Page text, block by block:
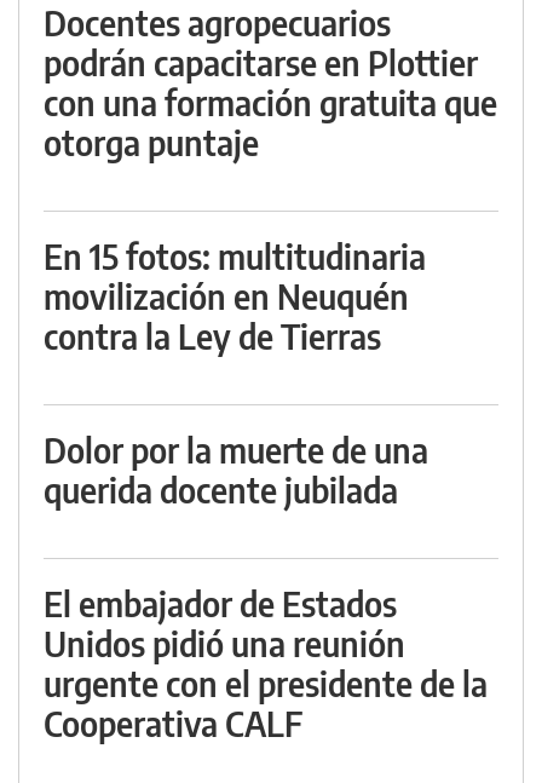
Docentes agropecuarios
podrán capacitarse en Plottier
con una formación gratuita que
otorga puntaje
En 15 fotos: multitudinaria
movilización en Neuquén
contra la Ley de Tierras
Dolor por la muerte de una
querida docente jubilada
El embajador de Estados
Unidos pidió una reunión
urgente con el presidente de la
Cooperativa CALF